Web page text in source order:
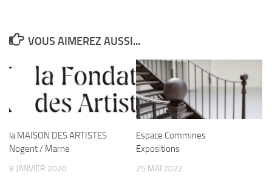
VOUS AIMEREZ AUSSI...
la MAISON DES ARTISTES
Nogent / Marne
8 JANVIER 2020
Espace Commines
Expositions
25 MAI 2022